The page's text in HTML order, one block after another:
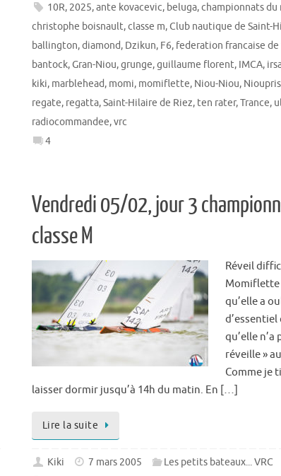
10R, 2025,ante kovacevic, beluga,championnats du
christophe boisnault,classe m,Club nautique de Saint-
ballington,diamond, Dzikun, F6, federation francaise
bantock,Gran-Niou,grunge,guillaume florent, IMCA,
kiki, marblehead, momi, momiflette, Niou-Niou,
regate, regatta,Saint-Hilaire de Riez, ten rater,Trance,
radiocommandee,vrc
4
Vendredi 05/02, jour 3
classe M
Réveil
Momiflette
qu’elle a
qu’elle n’a
réveille »
Comme je
laisser dormir jusqu’à 14h du matin. En […]
Lire la suite
Kiki 7 mars 2005
Les petits bateaux... VRC